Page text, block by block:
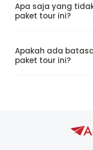
Apa saja yang
paket tour ini?
Apakah ada
paket tour ini?